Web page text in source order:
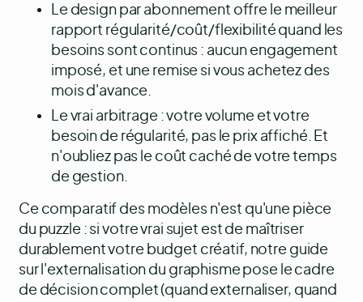
Le design par abonnement offre le meilleur
rapport régularité/coût/flexibilité quand les
besoins sont continus : aucun engagement
imposé, et une remise si vous achetez des
mois d'avance.
Le vrai arbitrage : votre volume et votre
besoin de régularité, pas le prix affiché. Et
n'oubliez pas le coût caché de votre temps
de gestion.
Ce comparatif des modèles n'est qu'une pièce
du puzzle : si votre vrai sujet est de maîtriser
durablement votre budget créatif, notre guide
sur l'externalisation du graphisme pose le cadre
de décision complet (quand externaliser, quand